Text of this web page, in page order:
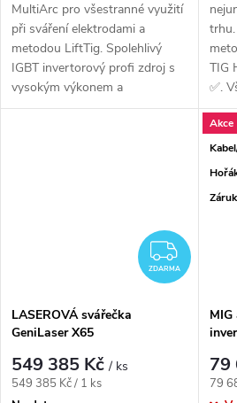
MultiArc pro všestranné využití
při sváření elektrodami a
metodou LiftTig. Spolehlivý
IGBT invertorový profi zdroj s
vysokým výkonem a
zatěžovateli,...
TIG
✅.
ZDARMA
LASEROVÁ svářečka
GeniLaser X65
549 385 Kč/ ks
Měrná cena:
549 385 Kč / 1 ks
Akce
MIG
79
79